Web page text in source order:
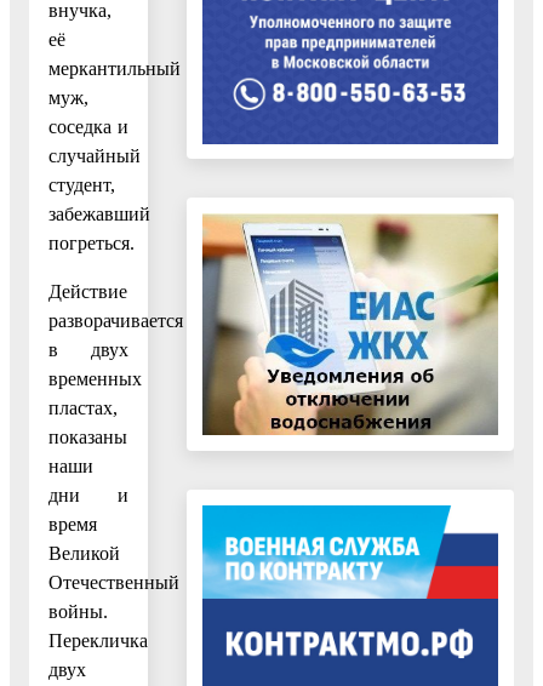
внучка,
её
меркантильный
муж,
соседка и
случайный
студент,
забежавший
погреться.
Действие
разворачивается
в двух
временных
пластах,
показаны
наши
дни и
время
Великой
Отечественный
войны.
Перекличка
двух